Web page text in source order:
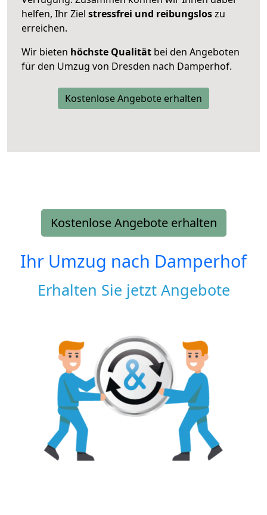
helfen, Ihr Ziel stressfrei und reibungsloszu
erreichen.
Wir bieten höchste Qualität bei den Angeboten
für den Umzug von Dresden nach Damperhof.
Kostenlose Angebote erhalten
Kostenlose Angebote erhalten
Ihr Umzug nach Damperhof
Erhalten Sie jetzt Angebote